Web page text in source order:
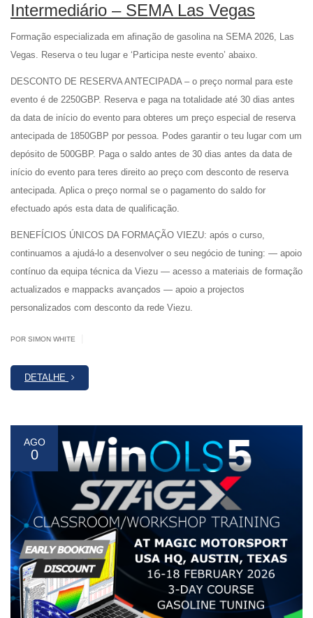
Intermediário – SEMA Las Vegas
Formação especializada em afinação de gasolina na SEMA 2026, Las
Vegas. Reserva o teu lugar e ‘Participa neste evento’ abaixo.
DESCONTO DE RESERVA ANTECIPADA – o preço normal para este
evento é de 2250GBP. Reserva e paga na totalidade até 30 dias antes
da data de início do evento para obteres um preço especial de reserva
antecipada de 1850GBP por pessoa. Podes garantir o teu lugar com um
depósito de 500GBP. Paga o saldo antes de 30 dias antes da data de
início do evento para teres direito ao preço com desconto de reserva
antecipada. Aplica o preço normal se o pagamento do saldo for
efectuado após esta data de qualificação.
BENEFÍCIOS ÚNICOS DA FORMAÇÃO VIEZU: após o curso,
continuamos a ajudá-lo a desenvolver o seu negócio de tuning: — apoio
contínuo da equipa técnica da Viezu — acesso a materiais de formação
actualizados e mappacks avançados — apoio a projectos
personalizados com desconto da rede Viezu.
POR SIMON WHITE
DETALHE
AGO
0